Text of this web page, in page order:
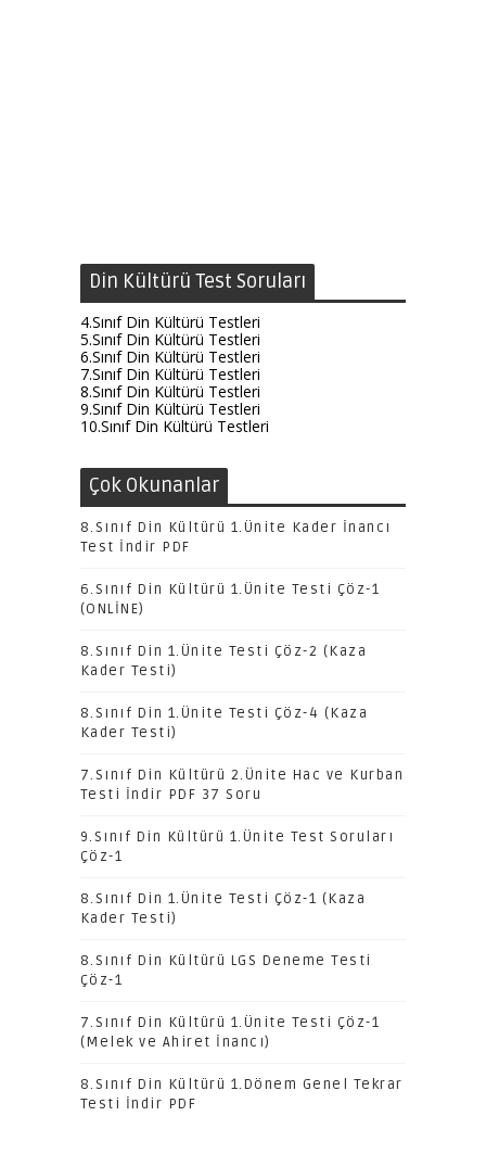
Din Kültürü Test Soruları
4.Sınıf Din Kültürü Testleri
5.Sınıf Din Kültürü Testleri
6.Sınıf Din Kültürü Testleri
7.Sınıf Din Kültürü Testleri
8.Sınıf Din Kültürü Testleri
9.Sınıf Din Kültürü Testleri
10.Sınıf Din Kültürü Testleri
Çok Okunanlar
8.Sınıf Din Kültürü 1.Ünite Kader İnancı
Test İndir PDF
6.Sınıf Din Kültürü 1.Ünite Testi Çöz-1
(ONLİNE)
8.Sınıf Din 1.Ünite Testi Çöz-2 (Kaza
Kader Testi)
8.Sınıf Din 1.Ünite Testi Çöz-4 (Kaza
Kader Testi)
7.Sınıf Din Kültürü 2.Ünite Hac ve Kurban
Testi İndir PDF 37 Soru
9.Sınıf Din Kültürü 1.Ünite Test Soruları
Çöz-1
8.Sınıf Din 1.Ünite Testi Çöz-1 (Kaza
Kader Testi)
8.Sınıf Din Kültürü LGS Deneme Testi
Çöz-1
7.Sınıf Din Kültürü 1.Ünite Testi Çöz-1
(Melek ve Ahiret İnancı)
8.Sınıf Din Kültürü 1.Dönem Genel Tekrar
Testi İndir PDF